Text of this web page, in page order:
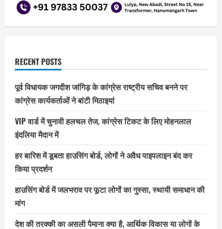
RECENT POSTS
पूर्व विधायक जगदीश जांगिड़ के कांग्रेस राष्ट्रीय सचिव बनने पर
कांग्रेस कार्यकर्ताओं ने बांटी मिठाइयां
VIP वार्ड में चुनावी हलचल तेज, कांग्रेस टिकट के लिए मोहनलाल
इंदलिया मैदान में
हर बारिश में डूबता हाउसिंग बोर्ड, लोगों ने अवैध पाइपलाइन बंद कर
किया प्रदर्शन
हाउसिंग बोर्ड में जलभराव पर फूटा लोगों का गुस्सा, स्थायी समाधान की
मांग
देश की तरक्की का असली पैमाना क्या है, आर्थिक विकास या लोगों के